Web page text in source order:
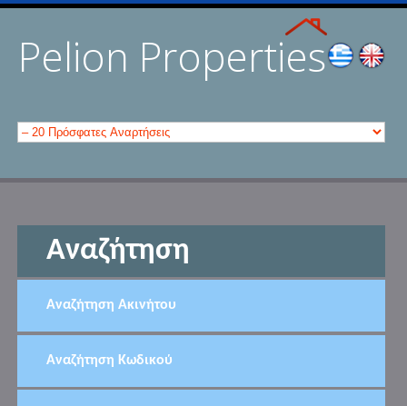
Pelion Properties
Αναζήτηση
Αναζήτηση Ακινήτου
Αναζήτηση Κωδικού